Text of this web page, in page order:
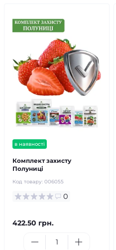
в наявності
Комплект захисту
Полуниці
Код товару: 006055
0
422.50 грн.